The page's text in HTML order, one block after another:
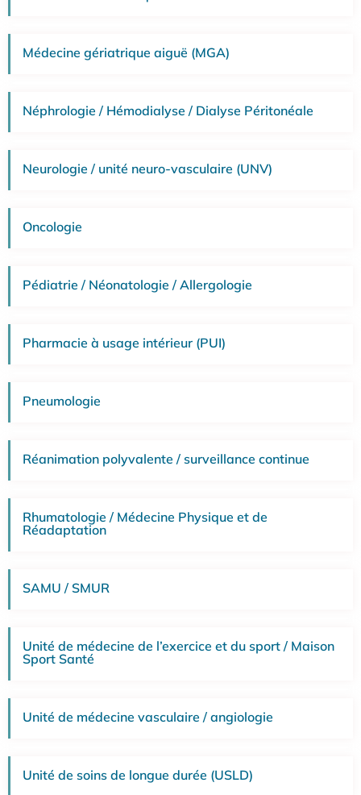
Médecine gériatrique aiguë (MGA)
Néphrologie / Hémodialyse / Dialyse Péritonéale
Neurologie / unité neuro-vasculaire (UNV)
Oncologie
Pédiatrie / Néonatologie / Allergologie
Pharmacie à usage intérieur (PUI)
Pneumologie
Réanimation polyvalente / surveillance continue
Rhumatologie / Médecine Physique et de
Réadaptation
SAMU / SMUR
Unité de médecine de l’exercice et du sport / Maison
Sport Santé
Unité de médecine vasculaire / angiologie
Unité de soins de longue durée (USLD)